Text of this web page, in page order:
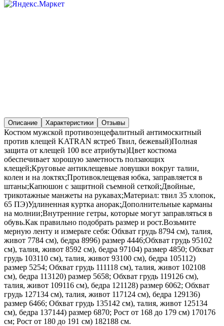
Описание Характеристики Отзывы
Костюм мужской противоэнцефалитный антимоскитный
против клещей KATRAN ястреб Твил, бежевый)Полная
защита от клещей 100 все атрибуты)Цвет костюма
обеспечивает хорошую заметность ползающих
клещей;Круговые антиклещевые ловушки вокруг талии,
колен и на локтях;Противоклещевая юбка, заправляется в
штаны;Капюшон с защитной съемной сеткой;Двойные,
трикотажные манжеты на рукавах;Материал: твил 35 хлопок,
65 ПЭ)Удлиненная куртка анорак;Дополнительные карманы
на молнии;Внутренние гетры, которые могут заправляться в
обувь.Как правильно подобрать размер и рост.Возьмите
мерную ленту и измерьте себя: Обхват грудь 8794 см), талия,
живот 7784 см), бедра 8996) размер 4446;Обхват грудь 95102
см), талия, живот 8592 см), бедра 97104) размер 4850; Обхват
грудь 103110 см), талия, живот 93100 см), бедра 105112)
размер 5254; Обхват грудь 111118 см), талия, живот 102108
см), бедра 113120) размер 5658; Обхват грудь 119126 см),
талия, живот 109116 см), бедра 121128) размер 6062; Обхват
грудь 127134 см), талия, живот 117124 см), бедра 129136)
размер 6466; Обхват грудь 135142 см), талия, живот 125134
см), бедра 137144) размер 6870; Рост от 168 до 179 см) 170176
см; Рост от 180 до 191 см) 182188 см.